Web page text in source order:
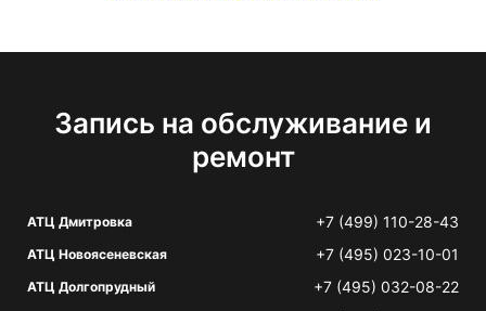
Запись на обслуживание и
ремонт
АТЦ Дмитровка +7 (499) 110-28-43
АТЦ Новоясеневская +7 (495) 023-10-01
АТЦ Долгопрудный +7 (495) 032-08-22